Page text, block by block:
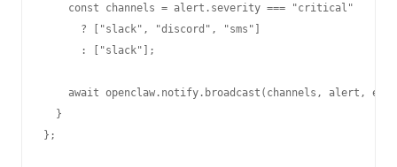
    const channels = alert.severity === "critical"
      ? ["slack", "discord", "sms"]
      : ["slack"];
await openclaw.notify.broadcast(channels, alert,
  }